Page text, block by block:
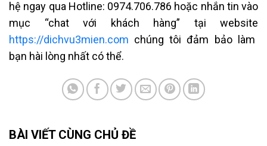
hệ ngay qua Hotline: 0974.706.786 hoặc nhắn tin vào
mục “chat với khách hàng” tại website
https://dichvu3mien.com chúng tôi đảm bảo làm
bạn hài lòng nhất có thể.
BÀI VIẾT CÙNG CHỦ ĐỀ